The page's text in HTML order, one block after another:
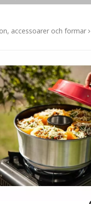
accessoarer och formar